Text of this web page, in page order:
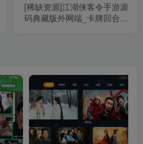
[稀缺资源]江湖侠客令手游源
码典藏版外网端_卡牌回合手